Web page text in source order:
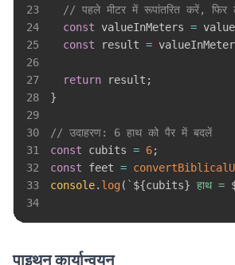
23
// पहले मीटर में रूपांतरित करें, फिर
24
const valueInMeters = value
25
const result =
26
27
return result ;
28
}
29
30
// उदाहरण: 6 हाथ को पैर में बदलें
31
const cubits = 6;
32
const feet =
33
console. log( ` ${cubits} हाथ =
34
पाइथन कार्यान्वयन